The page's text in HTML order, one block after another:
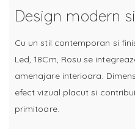
Design modern
Cu un stil contemporan si
Led, 18Cm, Rosu se
amenajare interioara.
efect vizual placut si
primitoare.